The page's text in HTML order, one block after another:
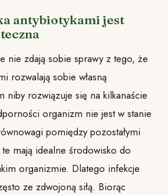
antybiotykami jest
nie zdają sobie sprawy z tego, że
rozwalają sobie własną
rozwiązuje się na kilkanaście
organizm nie jest w stanie
pomiędzy pozostałymi
mają idealne środowisko do
organizmie. Dlatego infekcje
ze zdwojoną siłą. Biorąc